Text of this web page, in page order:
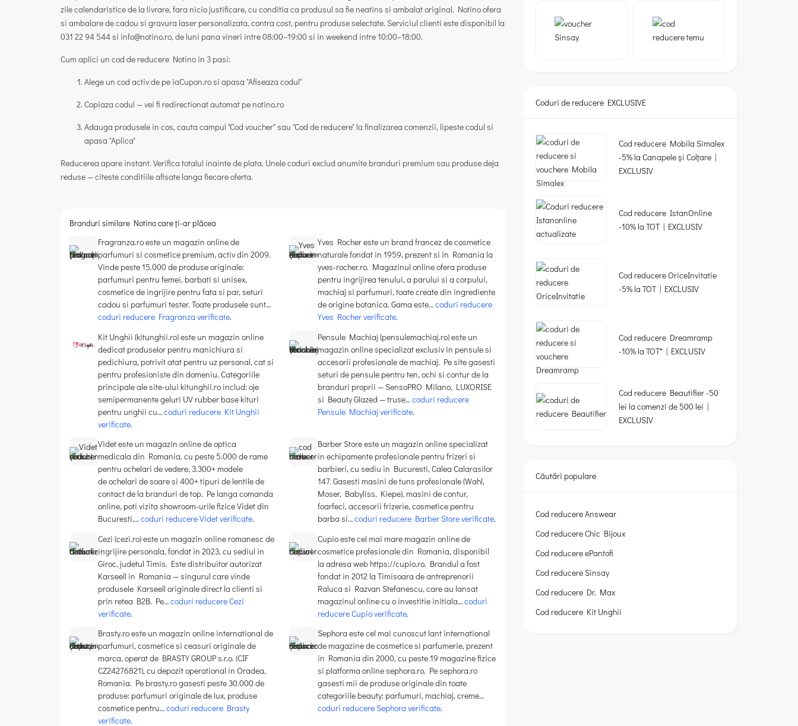
zile calendaristice de la livrare, fara nicio justificare, cu conditia ca produsul sa fie neatins si ambalat original. Notino ofera
si ambalare de cadou si gravura laser personalizata, contra cost, pentru produse selectate. Serviciul clienti este disponibil la
031 22 94 544 si info@notino.ro, de luni pana vineri intre 08:00–19:00 si in weekend intre 10:00–18:00.
Cum aplici un cod de reducere Notino in 3 pasi:
Alege un cod activ de pe iaCupon.ro si apasa "Afiseaza codul"
Copiaza codul — vei fi redirectionat automat pe notino.ro
Adauga produsele in cos, cauta campul "Cod voucher"sau "Cod de reducere" la finalizarea comenzii, lipeste codul si
apasa "Aplica"
Reducerea apare instant. Verifica totalul inainte de plata. Unele coduri exclud anumite branduri premium sau produse deja
reduse — citeste conditiile afisate langa fiecare oferta.
Branduri similare Notino care ți-ar plăcea
Fragranza.ro este un magazin online de
parfumuri si cosmetice premium, activ din 2009.
Vinde peste 15.000 de produse originale:
parfumuri pentru femei, barbati si unisex,
cosmetice de ingrijire pentru fata si par, seturi
cadou si parfumuri tester. Toate produsele sunt…
coduri reducere Fragranza verificate.
Yves Rocher este un brand francez de cosmetice
naturale fondat in 1959, prezent si in Romania la
yves-rocher.ro. Magazinul online ofera produse
pentru ingrijirea tenului, a parului si a corpului,
machiaj si parfumuri, toate create din ingrediente
de origine botanica. Gama este…coduri reducere
Yves Rocher verificate.
Kit Unghii (kitunghii.ro) este un magazin online
dedicat produselor pentru manichiura si
pedichiura, potrivit atat pentru uz personal, cat si
pentru profesioniste din domeniu. Categoriile
principale ale site-ului kitunghii.ro includ: oje
semipermanente geluri UV rubber base kituri
pentru unghii cu…coduri reducere Kit Unghii
verificate.
Pensule Machiaj (pensulemachiaj.ro) este un
magazin online specializat exclusiv in pensule si
accesorii profesionale de machiaj. Pe site gasesti
seturi de pensule pentru ten, ochi si contur de la
branduri proprii — SensoPRO Milano, LUXORISE
si Beauty Glazed — truse…coduri reducere
Pensule Machiaj verificate.
Videt este un magazin online de optica
medicala din Romania, cu peste 5.000 de rame
pentru ochelari de vedere, 3.300+ modele
de ochelari de soare si 400+ tipuri de lentile de
contact de la branduri de top. Pe langa comanda
online, poti vizita showroom-urile fizice Videt din
Bucuresti,…coduri reducere Videt verificate.
Barber Store este un magazin online specializat
in echipamente profesionale pentru frizeri si
barbieri, cu sediu in Bucuresti, Calea Calarasilor
147. Gasesti masini de tuns profesionale (Wahl,
Moser, Babyliss, Kiepe), masini de contur,
foarfeci, accesorii frizerie, cosmetice pentru
barba si…coduri reducere Barber Store verificate.
Cezi (cezi.ro) este un magazin online romanesc de
ingrijire personala, fondat in 2023, cu sediul in
Giroc, judetul Timis. Este distribuitor autorizat
Karseell in Romania — singurul care vinde
produsele Karseell originale direct la clienti si
prin retea B2B. Pe…coduri reducere Cezi
verificate.
Cupio este cel mai mare magazin online de
cosmetice profesionale din Romania, disponibil
la adresa web https://cupio.ro. Brandul a fost
fondat in 2012 la Timisoara de antreprenorii
Raluca si Razvan Stefanescu, care au lansat
magazinul online cu o investitie initiala…coduri
reducere Cupio verificate.
Brasty.ro este un magazin online international de
parfumuri, cosmetice si ceasuri originale de
marca, operat de BRASTY GROUP s.r.o. (CIF
CZ24276821), cu depozit operational in Oradea,
Romania. Pe brasty.ro gasesti peste 30.000 de
produse: parfumuri originale de lux, produse
cosmetice pentru…coduri reducere Brasty
verificate.
Sephora este cel mai cunoscut lant international
de magazine de cosmetice si parfumerie, prezent
in Romania din 2000, cu peste 19 magazine fizice
si platforma online sephora.ro. Pe sephora.ro
gasesti mii de produse originale din toate
categoriile beauty: parfumuri, machiaj, creme…
coduri reducere Sephora verificate.
Coduri de reducere EXCLUSIVE
Cod reducere Mobila Simalex
-5% la Canapele și Colțare |
EXCLUSIV
Cod reducere IstanOnline
-10% la TOT | EXCLUSIV
Cod reducere OriceInvitatie
-5% la TOT | EXCLUSIV
Cod reducere Dreamramp
-10% la TOT* | EXCLUSIV
Cod reducere Beautifier -50
lei la comenzi de 500 lei |
EXCLUSIV
Căutări populare
Cod reducere Answear
Cod reducere Chic Bijoux
Cod reducere ePantofi
Cod reducere Sinsay
Cod reducere Dr. Max
Cod reducere Kit Unghii